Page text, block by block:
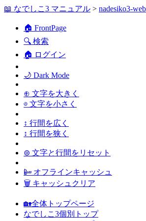
📖 なでしこ3 マニュアル > nadesiko3-
🏠 FrontPage
🔍 検索
🏠 ログイン
🌙 Dark Mode
⊕ 文字を大きく
⊖ 文字を小さく
↕ 行間を広く
↕ 行間を狭く
⊚ 文字と行間をリセット
📴 オフラインキャッシュ
🗑 キャッシュクリア
🏡全体トップページ
なでしこ3個別トップ